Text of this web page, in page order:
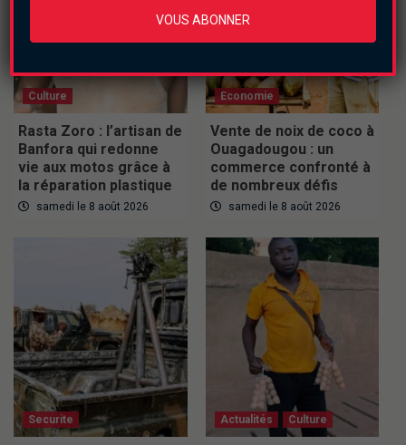
Culture
Rasta Zoro : l’artisan de
Banfora qui redonne
vie aux motos grâce à
la réparation plastique
samedi le 8 août 2026
Economie
Vente de noix de coco à
Ouagadougou : un
commerce confronté à
de nombreux défis
samedi le 8 août 2026
Securite Actualités Culture
VOUS ABONNER